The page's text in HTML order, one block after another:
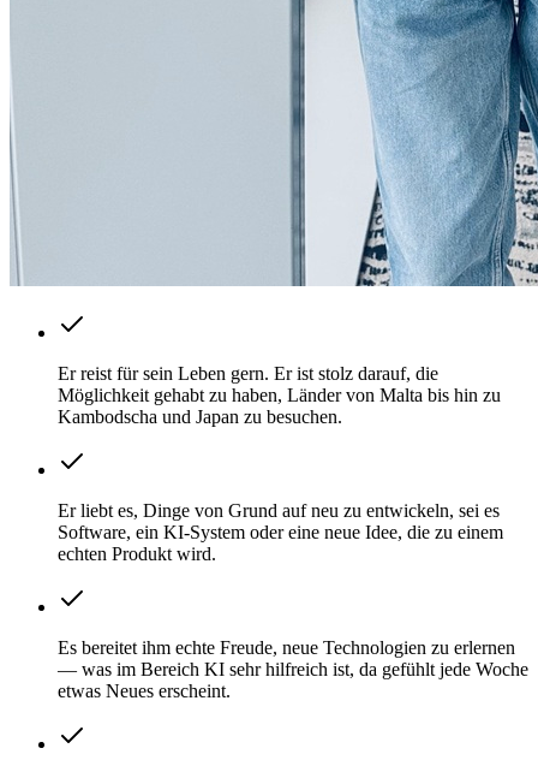
Er reist für sein Leben gern. Er ist stolz darauf, die
Möglichkeit gehabt zu haben, Länder von Malta bis hin zu
Kambodscha und Japan zu besuchen.
Er liebt es, Dinge von Grund auf neu zu entwickeln, sei es
Software, ein KI-System oder eine neue Idee, die zu einem
echten Produkt wird.
Es bereitet ihm echte Freude, neue Technologien zu erlernen
— was im Bereich KI sehr hilfreich ist, da gefühlt jede Woche
etwas Neues erscheint.